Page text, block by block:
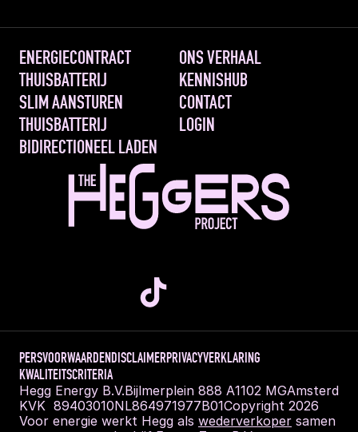
ENERGIECONTRACT
THUISBATTERIJ
SLIM AANSTUREN
THUISBATTERIJ
BIDIRECTIONEEL LADEN
ONS VERHAAL
KENNISHUB
CONTACT
LOGIN
PERSVOORWAARDENDISCLAIMERPRIVACYVERKLARING
KWALITEITSCRITERIA
Hegg Energy B.V.Bijlmerplein 888 A1102 MGAmsterdam
KVK  89403010NL864971977B01Copyright 2026
Voor energie werkt Hegg als wederverkoper samen